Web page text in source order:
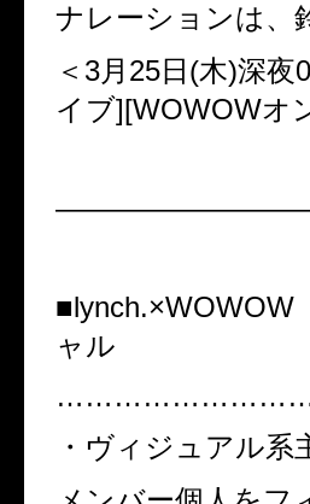
ナレーションは、
＜3月25日(木)深
イブ][WOWOWオ
■lynch.×WOWOW
ャル
・ヴィジュアル系